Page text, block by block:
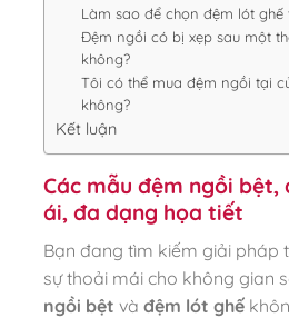
Làm sao để chọn đệm lót
Đệm ngồi có bị xẹp sau một
không?
Tôi có thể mua đệm ngồi tại
không?
Kết luận
Các mẫu đệm ngồi bệt,
ái, đa dạng họa tiết
Bạn đang tìm kiếm giải pháp
sự thoải mái cho không gian
ngồi bệt và đệm lót ghế